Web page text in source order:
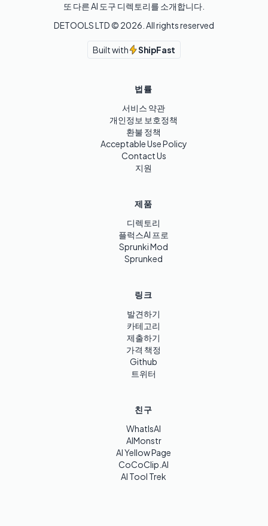
또 다른 AI 도구 디렉토리를 소개합니다.
DETOOLS LTD © 2026 . All rights reserved
Built with ShipFast
법률
서비스 약관
개인정보 보호정책
환불 정책
Acceptable Use Policy
Contact Us
지원
제품
디렉토리
플럭스AI 프로
Sprunki Mod
Sprunked
링크
발견하기
카테고리
제출하기
가격 책정
Github
트위터
친구
WhatIsAI
AIMonstr
AI Yellow Page
CoCoClip.AI
AI Tool Trek